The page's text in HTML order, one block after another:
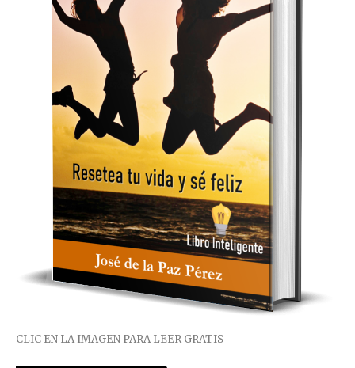
CLIC EN LA IMAGEN PARA LEER GRATIS